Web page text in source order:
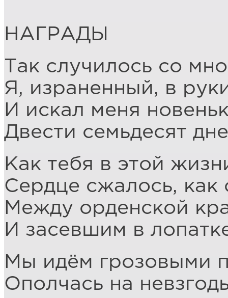
НАГРАДЫ
Так случилось со
Я, израненный, в
И искал меня
Двести семьдесят
Как тебя в этой
Сердце сжалось, как
Между орденской
И засевшим в
Мы идём грозовыми
Ополчась на